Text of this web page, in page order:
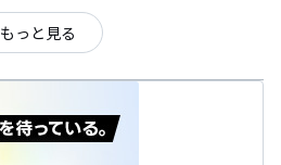
もっと見る